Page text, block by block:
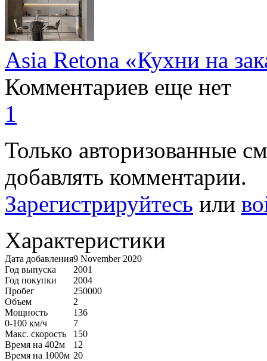
Asia Retona «Кухни на
Комментариев еще нет
1
Только авторизованные
добавлять комментарии.
Зарегистрируйтесь или
Характеристики
Дата добавления9 November 2020
Год выпуска
2001
Год покупки
2004
Пробег
250000
Объем
2
Мощность
136
0-100 км/ч
7
Макс. скорость
150
Время на 402м
12
Время на 1000м 20